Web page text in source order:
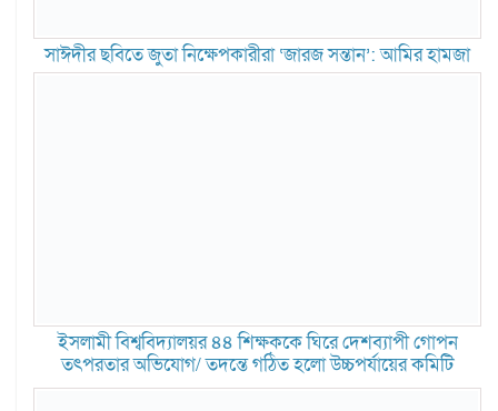
সাঈদীর ছবিতে জুতা নিক্ষেপকারীরা ‘জারজ সন্তান’: আমির হামজা
ইসলামী বিশ্ববিদ্যালয়র ৪৪ শিক্ষককে ঘিরে দেশব্যাপী গোপন
তৎপরতার অভিযোগ/ তদন্তে গঠিত হলো উচ্চপর্যায়ের কমিটি